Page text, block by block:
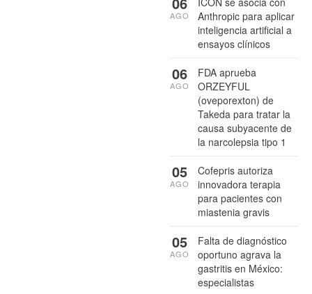
Anthropic para aplicar
inteligencia artificial a
ensayos clínicos
AGO
FDA aprueba
ORZEYFUL
(oveporexton) de
Takeda para tratar la
causa subyacente de
la narcolepsia tipo 1
06
AGO
Cofepris autoriza
innovadora terapia
para pacientes con
miastenia gravis
05
AGO
Falta de diagnóstico
oportuno agrava la
gastritis en México:
especialistas
05
AGO